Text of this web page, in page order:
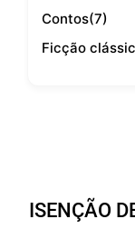
Contos(7)
Ficção
ISENÇÃO